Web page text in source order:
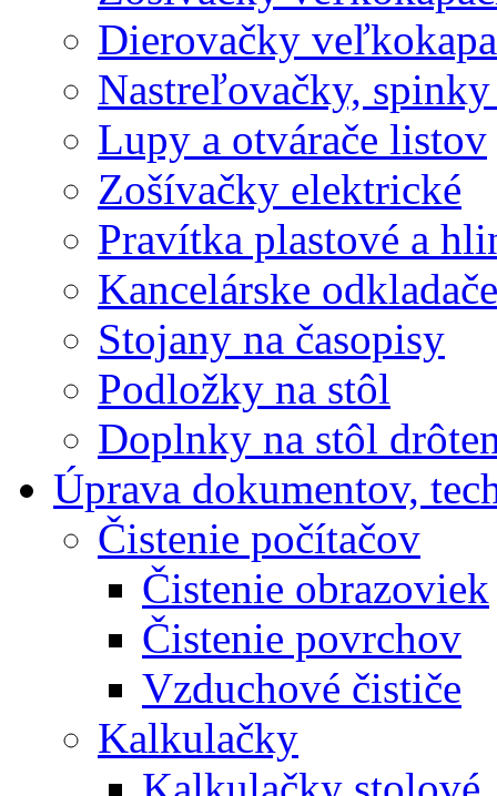
Dierovačky
Nastreľovačky,
Lupy a otvárače listov
Zošívačky elektrické
Pravítka plastové a
Kancelárske odkladače
Stojany na časopisy
Podložky na stôl
Doplnky na stôl
Úprava dokumentov,
Čistenie počítačov
Čistenie obrazoviek
Čistenie povrchov
Vzduchové čističe
Kalkulačky